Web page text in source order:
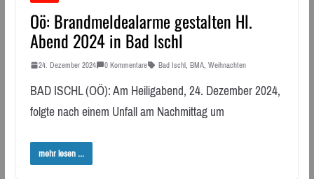
Oö: Brandmeldealarme gestalten Hl.
Abend 2024 in Bad Ischl
24. Dezember 2024 0 Kommentare Bad Ischl, BMA, Weihnachten
BAD ISCHL (OÖ): Am Heiligabend, 24. Dezember 2024,
folgte nach einem Unfall am Nachmittag um
mehr lesen ...